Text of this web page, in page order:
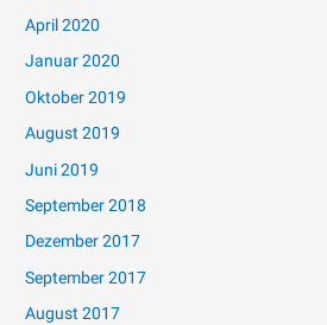
April 2020
Januar 2020
Oktober 2019
August 2019
Juni 2019
September 2018
Dezember 2017
September 2017
August 2017